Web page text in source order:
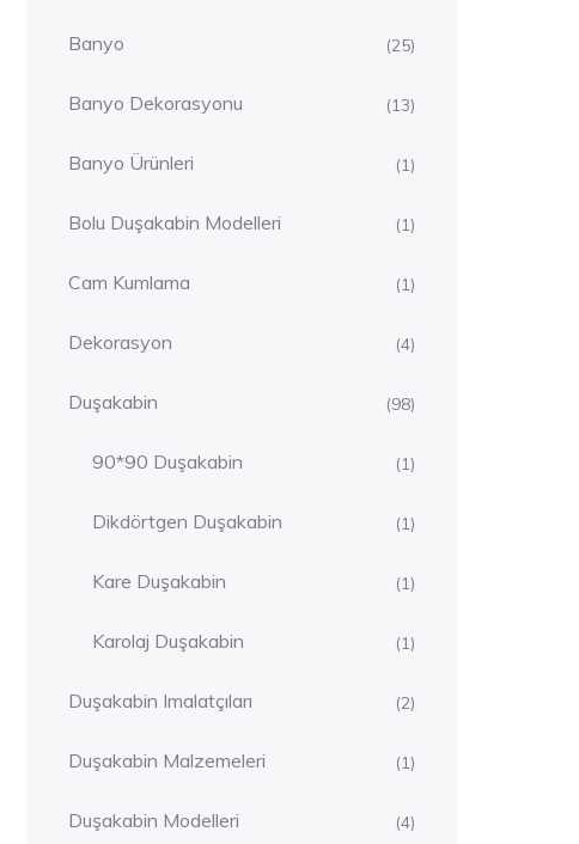
Banyo (25)
Banyo Dekorasyonu (13)
Banyo Ürünleri (1)
Bolu Duşakabin Modelleri (1)
Cam Kumlama (1)
Dekorasyon (4)
Duşakabin (98)
90*90 Duşakabin (1)
Dikdörtgen Duşakabin (1)
Kare Duşakabin (1)
Karolaj Duşakabin (1)
Duşakabin Imalatçıları (2)
Duşakabin Malzemeleri (1)
Duşakabin Modelleri (4)